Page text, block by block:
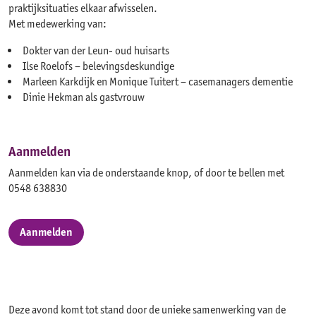
praktijksituaties elkaar afwisselen.
Met medewerking van:
Dokter van der Leun- oud huisarts
Ilse Roelofs – belevingsdeskundige
Marleen Karkdijk en Monique Tuitert – casemanagers dementie
Dinie Hekman als gastvrouw
Aanmelden
Aanmelden kan via de onderstaande knop, of door te bellen met
0548 638830
Aanmelden
Deze avond komt tot stand door de unieke samenwerking van de